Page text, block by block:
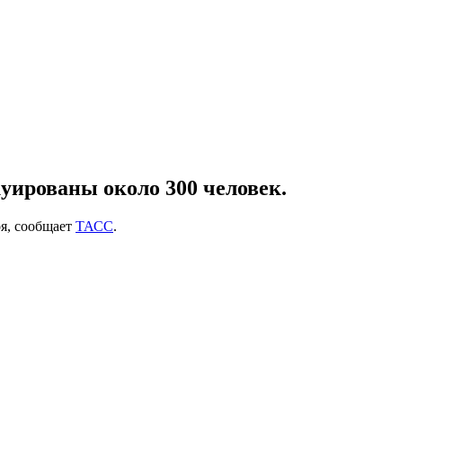
около 300 человек.
сообщает ТАСС.